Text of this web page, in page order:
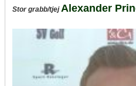
Stor grabb/tjej Alexander